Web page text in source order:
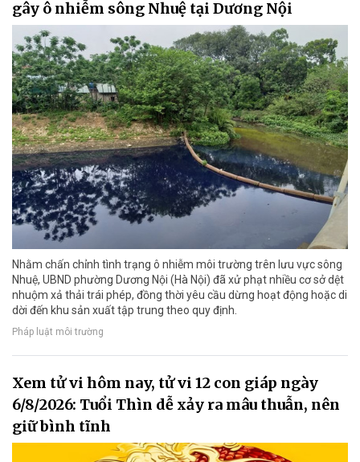
gây ô nhiễm sông Nhuệ tại Dương Nội
Nhằm chấn chỉnh tình trạng ô nhiễm môi trường trên lưu vực sông
Nhuệ, UBND phường Dương Nội (Hà Nội) đã xử phạt nhiều cơ sở dệt
nhuộm xả thải trái phép, đồng thời yêu cầu dừng hoạt động hoặc di
dời đến khu sản xuất tập trung theo quy định.
Pháp luật môi trường
Xem tử vi hôm nay, tử vi 12 con giáp ngày
6/8/2026: Tuổi Thìn dễ xảy ra mâu thuẫn, nên
giữ bình tĩnh